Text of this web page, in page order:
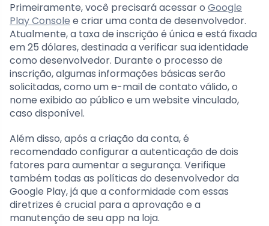
Primeiramente, você precisará acessar o Google
Play Console e criar uma conta de desenvolvedor.
Atualmente, a taxa de inscrição é única e está fixada
em 25 dólares, destinada a verificar sua identidade
como desenvolvedor. Durante o processo de
inscrição, algumas informações básicas serão
solicitadas, como um e-mail de contato válido, o
nome exibido ao público e um website vinculado,
caso disponível.
Além disso, após a criação da conta, é
recomendado configurar a autenticação de dois
fatores para aumentar a segurança. Verifique
também todas as políticas do desenvolvedor da
Google Play, já que a conformidade com essas
diretrizes é crucial para a aprovação e a
manutenção de seu app na loja.